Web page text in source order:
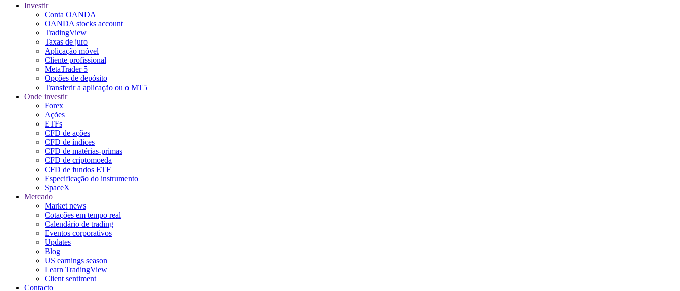
Investir
Conta OANDA
OANDA stocks account
TradingView
Taxas de juro
Aplicação móvel
Cliente profissional
MetaTrader 5
Opções de depósito
Transferir a aplicação ou o MT5
Onde investir
Forex
Ações
ETFs
CFD de ações
CFD de índices
CFD de matérias-primas
CFD de criptomoeda
CFD de fundos ETF
Especificação do instrumento
SpaceX
Mercado
Market news
Cotações em tempo real
Calendário de trading
Eventos corporativos
Updates
Blog
US earnings season
Learn TradingView
Client sentiment
Contacto